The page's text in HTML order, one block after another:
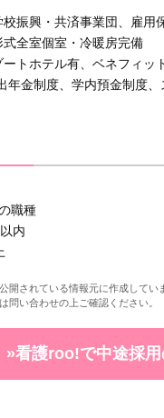
振興・共済事業団、雇用
全室個室・冷暖房完備
トホテル有、ベネフィ
年金制度、学内預金制度
職種
内
開されている情報元に作成して
問い合わせの上ご確認ください。
»看護roo!で中途採